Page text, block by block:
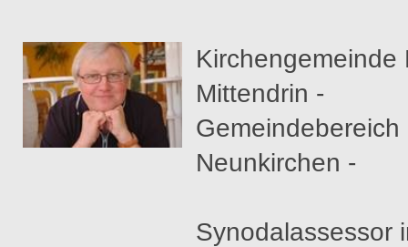
Kirchengemeinde
Mittendrin -
Gemeindebereich
Neunkirchen -
Synodalassessor